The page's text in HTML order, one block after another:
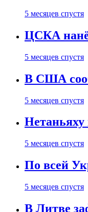
5 месяцев спустя
ЦСКА
5 месяцев спустя
В США
5 месяцев спустя
5 месяцев спустя
По всей
5 месяцев спустя
В Литве